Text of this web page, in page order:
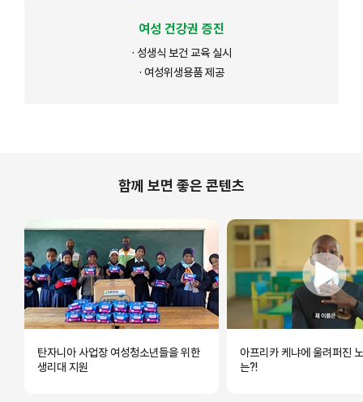
여성 건강권 증진
· 성생식 보건 교육 실시
· 여성위생용품 제공
함께 보면 좋은 콘텐츠
탄자니아 사업장 여성청소년들을 위한
생리대 지원
아프리카 케냐에 울려퍼진
는?!